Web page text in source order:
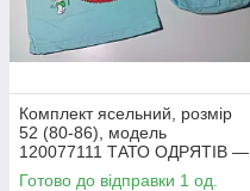
Комплект ясельний, розмір
52 (80-86), модель
120077111 ТАТО ОДРЯТІВ —
св. блакитний
Готово до відправки 1 од.